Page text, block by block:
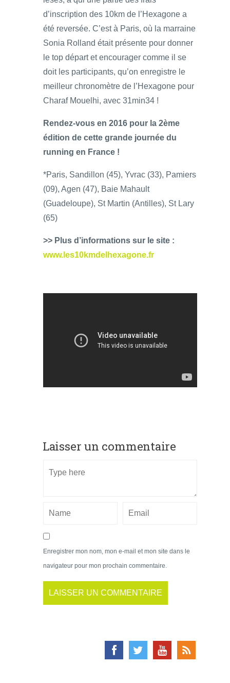
d’inscription des 10km de l’Hexagone a
été reversée. C’est à Paris, où la marraine
Sonia Rolland était présente pour donner
le top départ et encourager comme il se
doit les participants, qu’on enregistre le
meilleur chronomètre de l’Hexagone pour
Charaf Mouelhi, avec 31min34 !
Rendez-vous en 2016 pour la 2ème
édition de cette grande journée du
running en France !
*Paris, Sandillon (45), Yvrac (33), Pamiers
(09), Agen (47), Baie Mahault
(Guadeloupe), St Martin (Antilles), St Lary
(65)
>> Plus d’informations sur le site :
www.les10kmdelhexagone.fr
Laisser un commentaire
Enregistrer mon nom, mon e-mail et mon site dans le
navigateur pour mon prochain commentaire.